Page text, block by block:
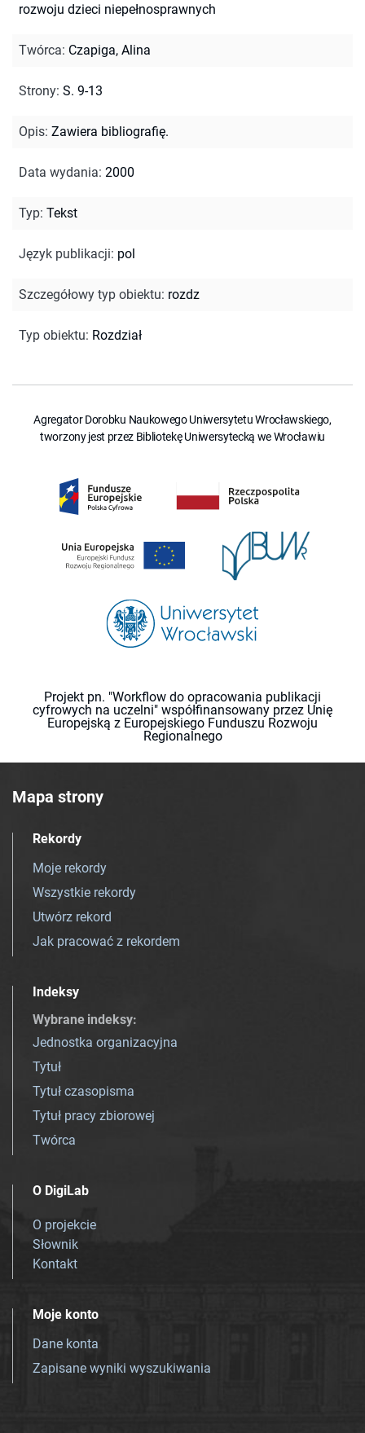
rozwoju dzieci niepełnosprawnych
Twórca: Czapiga, Alina
Strony: S. 9-13
Opis: Zawiera bibliografię.
Data wydania: 2000
Typ: Tekst
Język publikacji: pol
Szczegółowy typ obiektu: rozdz
Typ obiektu: Rozdział
Agregator Dorobku Naukowego Uniwersytetu Wrocławskiego,
tworzony jest przez Bibliotekę Uniwersytecką we Wrocławiu
Projekt pn. "Workflow do opracowania publikacji
cyfrowych na uczelni" współfinansowany przez Unię
Europejską z Europejskiego Funduszu Rozwoju
Regionalnego
Mapa strony
Rekordy
Moje rekordy
Wszystkie rekordy
Utwórz rekord
Jak pracować z rekordem
Indeksy
Wybrane indeksy:
Jednostka organizacyjna
Tytuł
Tytuł czasopisma
Tytuł pracy zbiorowej
Twórca
O DigiLab
O projekcie
Słownik
Kontakt
Moje konto
Dane konta
Zapisane wyniki wyszukiwania